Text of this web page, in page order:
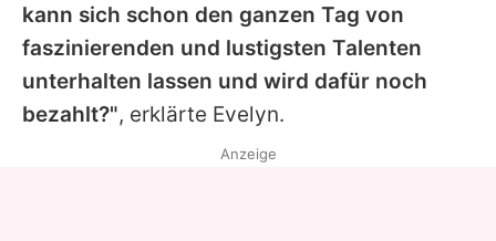
kann sich schon den ganzen Tag von
faszinierenden und lustigsten Talenten
unterhalten lassen und wird dafür noch
bezahlt?", erklärte Evelyn.
Anzeige